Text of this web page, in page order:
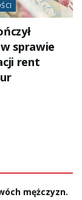
sprawie
rent
mężczyzn.